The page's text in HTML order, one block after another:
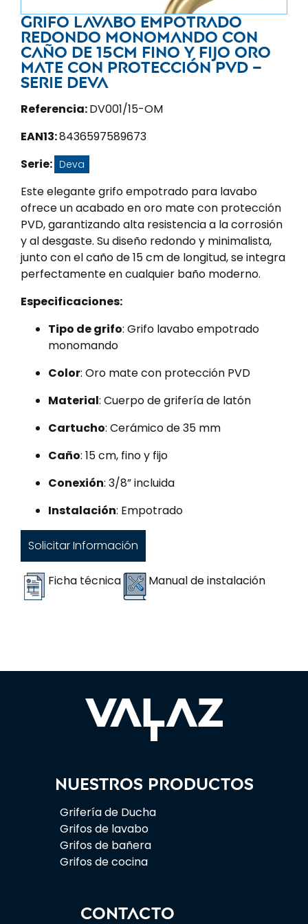
Grifo lavabo empotrado
redondo monomando con
caño de 15cm fino y fijo oro
mate con protección PVD –
Serie Deva
Referencia:DV001/15-OM
EAN13:8436597589673
Serie: Deva
Este elegante grifo empotrado para lavabo
ofrece un acabado en oro mate con protección
PVD, garantizando alta resistencia a la corrosión
y al desgaste. Su diseño redondo y minimalista,
junto con el caño de 15 cm de longitud, se integra
perfectamente en cualquier baño moderno.
Especificaciones:
Tipo de grifo: Grifo lavabo empotrado
monomando
Color: Oro mate con protección PVD
Material: Cuerpo de grifería de latón
Cartucho: Cerámico de 35 mm
Caño: 15 cm, fino y fijo
Conexión: 3/8” incluida
Instalación: Empotrado
Solicitar Información
Ficha técnica Manual de instalación
Nuestros productos
Grifería de Ducha
Grifos de lavabo
Grifos de bañera
Grifos de cocina
CONTACTO